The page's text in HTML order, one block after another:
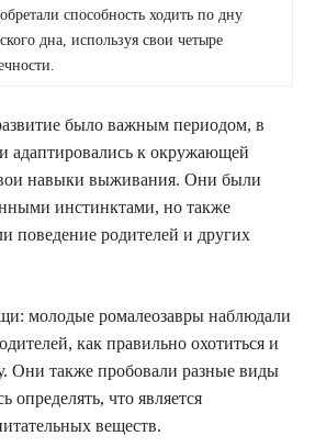
способность ходить по дну
дна, используя свои четыре
было важным периодом, в
адаптировались к окружающей
навыки выживания. Они были
инстинктами, но также
поведение родителей и других
молодые ромалеозавры наблюдали
как правильно охотиться и
Они также пробовали разные виды
определять, что является
веществ.